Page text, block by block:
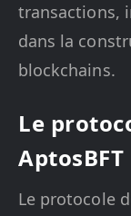
transactions,
dans la
blockchains.
Le
AptosBFT
Le protocole